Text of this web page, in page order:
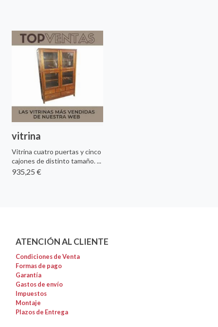
vitrina
Vitrina cuatro puertas y cinco
cajones de distinto tamaño. ...
935,25 €
ATENCIÓN AL CLIENTE
Condiciones de Venta
Formas de pago
Garantía
Gastos de envío
Impuestos
Montaje
Plazos de Entrega